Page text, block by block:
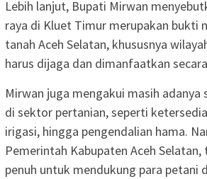
Lebih lanjut, Bupati Mirwan
raya di Kluet Timur merupakan bukti
tanah Aceh Selatan, khususnya
harus dijaga dan dimanfaatkan
Mirwan juga mengakui masih adanya
di sektor pertanian, seperti
irigasi, hingga pengendalian hama.
Pemerintah Kabupaten Aceh
penuh untuk mendukung para petani